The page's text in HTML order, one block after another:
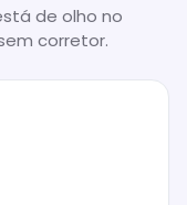
de olho no
corretor.